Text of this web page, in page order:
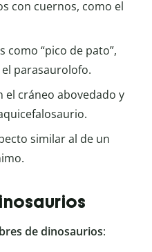
con cuernos, como el
como “pico de pato”,
parasaurolofo.
el cráneo abovedado y
similar al de un
de dinosaurios: